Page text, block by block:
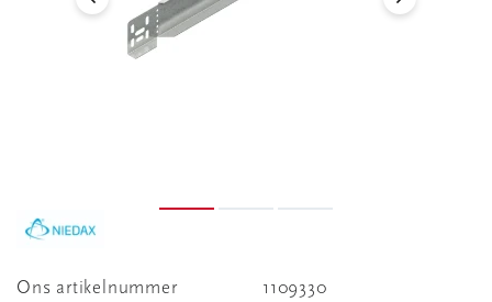
Ons artikelnummer
1109330